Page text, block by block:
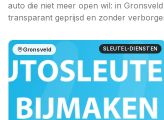
auto die niet meer open wil: in
transparant geprijsd en zonder
Gronsveld SLEUTEL-DIENSTEN